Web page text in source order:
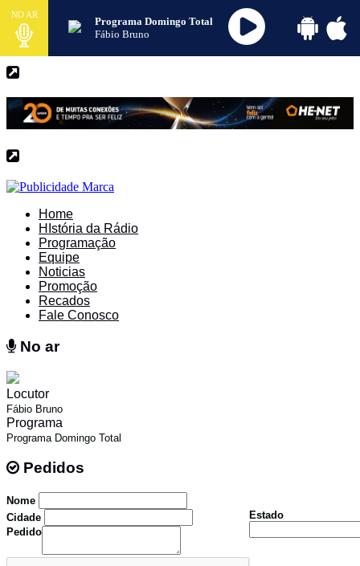
NO AR
Programa Domingo Total
Fábio Bruno
Home
HIstória da Rádio
Programação
Equipe
Noticias
Promoção
Recados
Fale Conosco
No ar
Locutor
Fábio Bruno
Programa
Programa Domingo Total
Pedidos
Nome
Cidade
Estado
Pedido